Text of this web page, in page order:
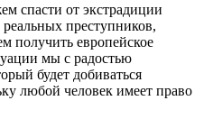
спасти от экстрадиции
преступников,
получить европейское
мы с радостью
будет добиваться
любой человек имеет право